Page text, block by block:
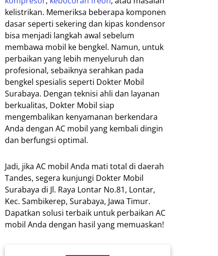
kelistrikan. Memeriksa beberapa komponen
dasar seperti sekering dan kipas kondensor
bisa menjadi langkah awal sebelum
membawa mobil ke bengkel. Namun, untuk
perbaikan yang lebih menyeluruh dan
profesional, sebaiknya serahkan pada
bengkel spesialis seperti Dokter Mobil
Surabaya. Dengan teknisi ahli dan layanan
berkualitas, Dokter Mobil siap
mengembalikan kenyamanan berkendara
Anda dengan AC mobil yang kembali dingin
dan berfungsi optimal.
Jadi, jika AC mobil Anda mati total di daerah
Tandes, segera kunjungi Dokter Mobil
Surabaya di Jl. Raya Lontar No.81, Lontar,
Kec. Sambikerep, Surabaya, Jawa Timur.
Dapatkan solusi terbaik untuk perbaikan AC
mobil Anda dengan hasil yang memuaskan!